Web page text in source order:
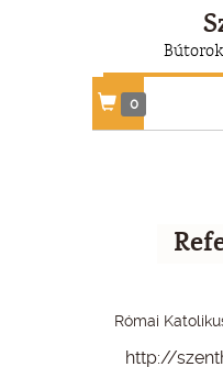
0
Római
http://